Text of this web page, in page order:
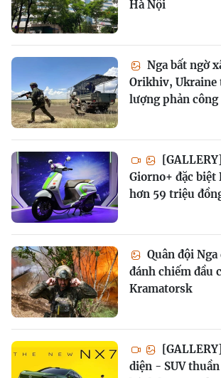
Hà Nội
Nga bất ngờ
Orikhiv, Ukraine
lượng phản công
Giorno+ đặc biệt
hơn 59 triệu
Quân đội
đánh chiếm đầu
Kramatorsk
diện - SUV